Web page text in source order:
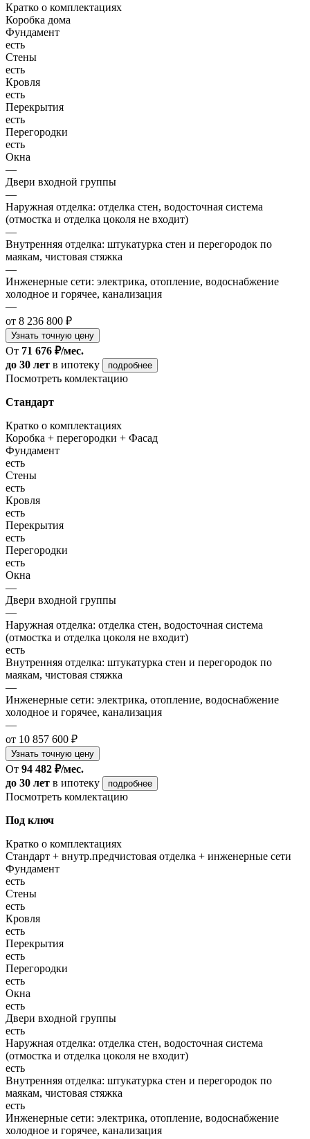
Кратко о комплектациях
Коробка дома
Фундамент
есть
Стены
есть
Кровля
есть
Перекрытия
есть
Перегородки
есть
Окна
—
Двери входной группы
—
Наружная отделка: отделка стен, водосточная система
(отмостка и отделка цоколя не входит)
—
Внутренняя отделка: штукатурка стен и перегородок по
маякам, чистовая стяжка
—
Инженерные сети: электрика, отопление, водоснабжение
холодное и горячее, канализация
—
от 8 236 800 ₽
Узнать точную цену
От 71 676 ₽/мес.
до 30 лет в ипотеку подробнее
Посмотреть комлектацию
Стандарт
Кратко о комплектациях
Коробка + перегородки + Фасад
Фундамент
есть
Стены
есть
Кровля
есть
Перекрытия
есть
Перегородки
есть
Окна
—
Двери входной группы
—
Наружная отделка: отделка стен, водосточная система
(отмостка и отделка цоколя не входит)
есть
Внутренняя отделка: штукатурка стен и перегородок по
маякам, чистовая стяжка
—
Инженерные сети: электрика, отопление, водоснабжение
холодное и горячее, канализация
—
от 10 857 600 ₽
Узнать точную цену
От 94 482 ₽/мес.
до 30 лет в ипотеку подробнее
Посмотреть комлектацию
Под ключ
Кратко о комплектациях
Стандарт + внутр.предчистовая отделка + инженерные сети
Фундамент
есть
Стены
есть
Кровля
есть
Перекрытия
есть
Перегородки
есть
Окна
есть
Двери входной группы
есть
Наружная отделка: отделка стен, водосточная система
(отмостка и отделка цоколя не входит)
есть
Внутренняя отделка: штукатурка стен и перегородок по
маякам, чистовая стяжка
есть
Инженерные сети: электрика, отопление, водоснабжение
холодное и горячее, канализация